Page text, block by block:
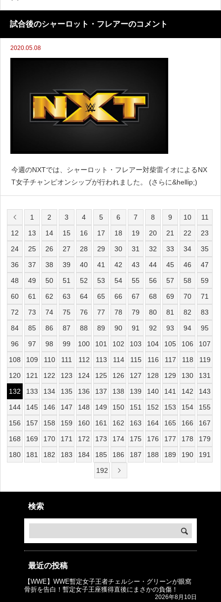
試合後のシャーロット・フレアーのコメント
2020.05.08
今週のNXTでは、シャーロット・フレアー対柴雷イオによるNX
T女子チャンピオンシップが行われました。 (さらに&hellip;)
1 2 3 4 5 6 7 8 9 10
11
12
13 14 15 16 17 18 19 20 21 22
23
24
25 26 27 28 29 30 31 32 33 34
35
36
37 38 39 40 41 42 43 44 45 46
47
48
49 50 51 52 53 54 55 56 57 58
59
60
61 62 63 64 65 66 67 68 69 70
71
72
73 74 75 76 77 78 79 80 81 82
83
84
85 86 87 88 89 90 91 92 93 94
95
96
97 98 99 100 101 102 103 104 105 106
107
108
109 110 111 112 113 114 115 116 117 118
119
120
121 122 123 124 125 126 127 128 129 130
131
132
133 134 135 136 137 138 139 140 141 142
143
144
145 146 147 148 149 150 151 152 153 154
155
156
157 158 159 160 161 162 163 164 165 166
167
168
169 170 171 172 173 174 175 176 177 178
179
180
181 182 183 184 185 186 187 188 189 190
191
192
検索
最近の投稿
【WWE】WWE暫定女子王者チェルシー・グリーンが眼窩
骨折を告白！暫定女子王座獲得直後にまさかの負傷！
2026年8月10日
© プロレスJunkie ～WWEの最新情報 USA～